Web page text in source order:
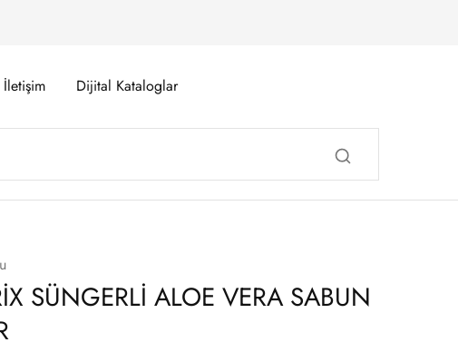
İletişim Dijital Kataloglar
SÜNGERLİ ALOE VERA SABUN